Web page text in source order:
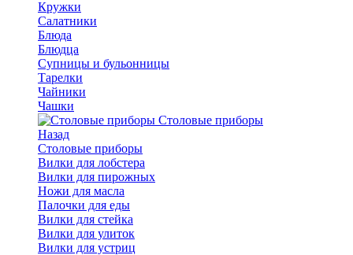
Кружки
Салатники
Блюда
Блюдца
Супницы и бульонницы
Тарелки
Чайники
Чашки
Cтоловые приборы
Назад
Cтоловые приборы
Вилки для лобстера
Вилки для пирожных
Ножи для масла
Палочки для еды
Вилки для стейка
Вилки для улиток
Вилки для устриц